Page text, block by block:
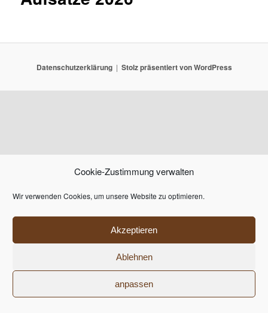
Cookie-Zustimmung verwalten
Wir verwenden Cookies, um unsere Website zu optimieren.
Akzeptieren
Ablehnen
anpassen
Datenschutzerklärung Stolz präsentiert von WordPress